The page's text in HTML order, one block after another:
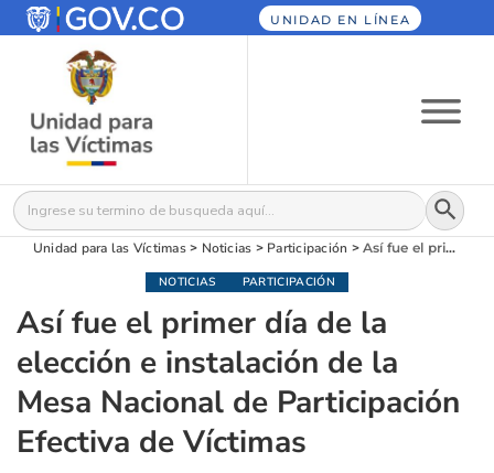
UNIDAD EN LÍNEA
Buscar: Botón
Unidad para las Víctimas> Noticias > Participación >Así fue el primer día de la elección e instalación de la Mesa Nacional de Participación Efectiva de Víctimas
NOTICIAS PARTICIPACIÓN
Así fue el primer día de la
elección e instalación de la
Mesa Nacional de Participación
Efectiva de Víctimas